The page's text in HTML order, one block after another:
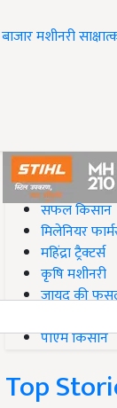
बाजारमशीनरी
#Top on Krishi
सफल किसान
मिलेनियर
महिंद्रा ट्रैक्टर्स
कृषि मशीनरी
जायद की
पीएम किसान
Top